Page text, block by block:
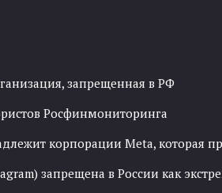
запрещенная в РФ
Росфинмониторинга
корпорации Meta, которая
запрещена в России как